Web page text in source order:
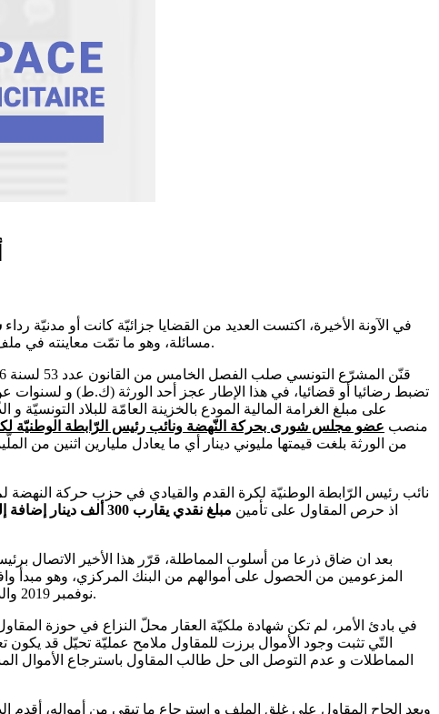
في الآونة الأخيرة، اكتست العديد من القضايا جزائيّة كانت أو مدنيّة رداء
مسائلة، وهو ما تمّت معاينته في ملف بدأت أحداثه بالتشابك إثر وقوع رصد عملية وساطة شملت ثلاثة أطراف أحدهم قيادي في الحزب الحاكم …عمليّة انتهت بشبهات تحيّل.
منصب عضو مجلس شورى بحركة النّهضة ونائب رئيس الرّابطة الوطنيّة
من الورثة بلغت قيمتها مليوني دينار أي ما يعادل مليارين اثنين من
نائب رئيس الرّابطة الوطنيّة لكرة القدم والقيادي في حزب حركة النهضة
اذ حرص المقاول على تأمين
بعد ان ضاق ذرعا من أسلوب المماطلة، قرّر هذا الأخير الاتصال
نوفمبر 2019 والذّي ادّعى فيه أنّه بمجرّد تحصّله على ملف العقار المنتزع سيطلب من المسؤولة بصندوق الودائع التثبت منها للتدخّل لتسليم وثيقة الإيداع.
في بادئ الأمر، لم تكن شهادة ملكيّة العقار محلّ النزاع في حوزة
التّي تثبت وجود الأموال برزت للمقاول ملامح عمليّة تحيّل قد
المماطلات و عدم التوصل الى حل طالب المقاول باسترجاع الأموال
وبعد الحاح المقاول على غلق الملف و استرجاع ما تبقى من أمواله، أقدم